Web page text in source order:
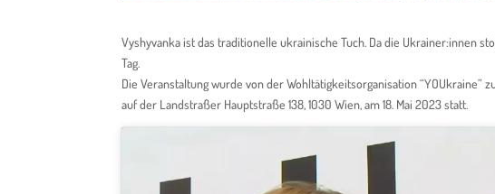
Vyshyvanka ist das traditionelle ukrainische Tuch. Da die Ukrainer:innen
Tag.
Die Veranstaltung wurde von der Wohltätigkeitsorganisation
auf der Landstraßer Hauptstraße 138, 1030 Wien, am 18. Mai 2023 statt.